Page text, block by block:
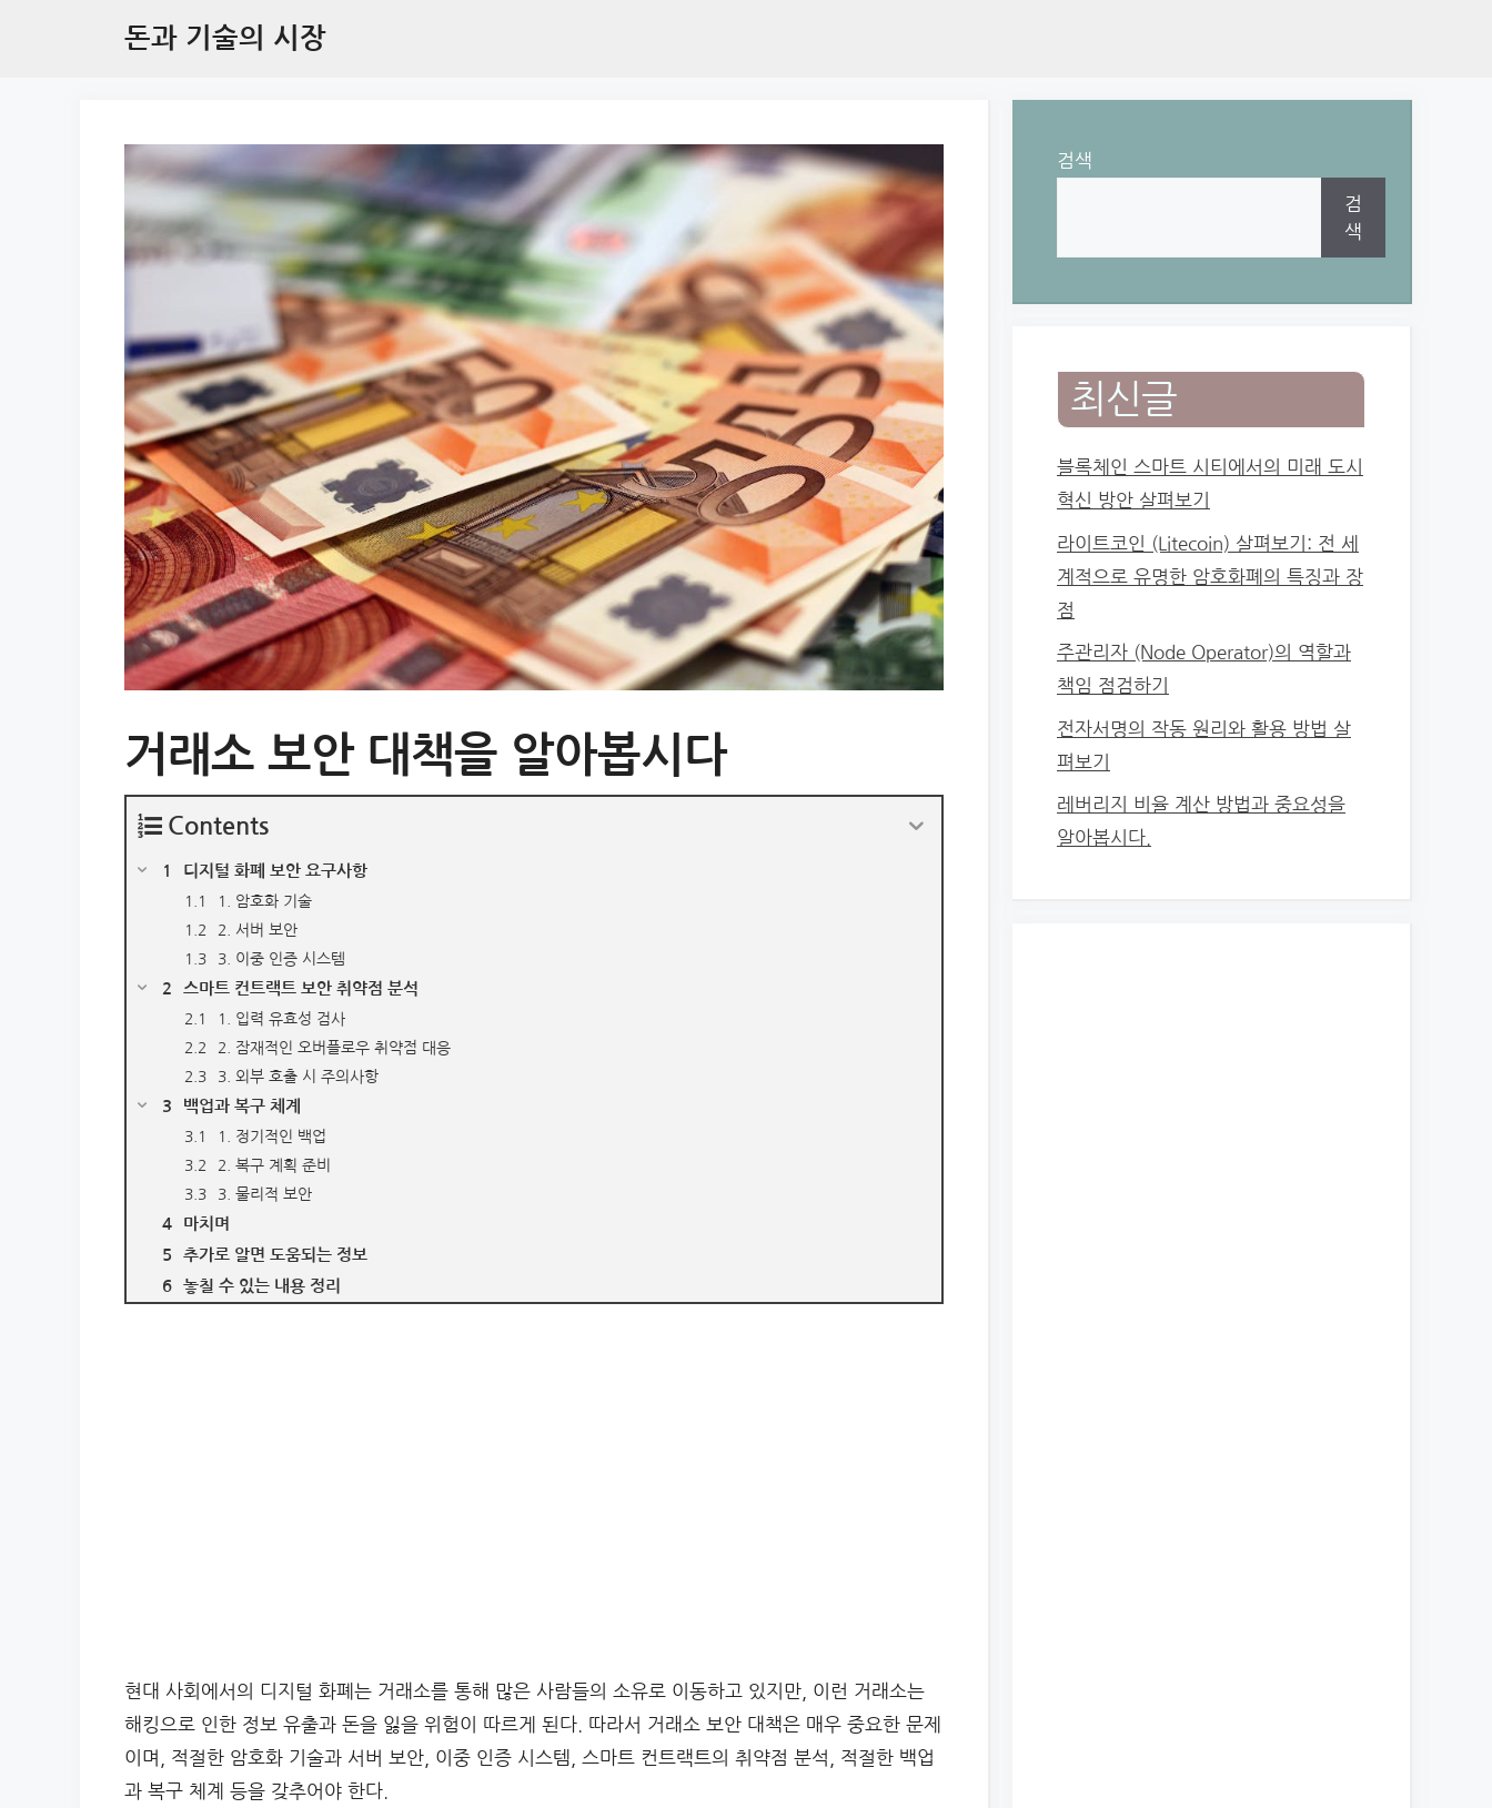
돈과 기술의 시장
거래소 보안 대책을 알아봅시다
Contents
디지털 화폐 보안 요구사항
1. 암호화 기술
2. 서버 보안
3. 이중 인증 시스템
스마트 컨트랙트 보안 취약점 분석
1. 입력 유효성 검사
2. 잠재적인 오버플로우 취약점 대응
3. 외부 호출 시 주의사항
백업과 복구 체계
1. 정기적인 백업
2. 복구 계획 준비
3. 물리적 보안
마치며
추가로 알면 도움되는 정보
놓칠 수 있는 내용 정리
현대 사회에서의 디지털 화폐는 거래소를 통해 많은 사람들의 소유로 이동하고 있지만, 이런 거래소는
해킹으로 인한 정보 유출과 돈을 잃을 위험이 따르게 된다. 따라서 거래소 보안 대책은 매우 중요한 문제
이며, 적절한 암호화 기술과 서버 보안, 이중 인증 시스템, 스마트 컨트랙트의 취약점 분석, 적절한 백업
과 복구 체계 등을 갖추어야 한다.
검색
검
색
최신글
블록체인 스마트 시티에서의 미래 도시
혁신 방안 살펴보기
라이트코인 (Litecoin) 살펴보기: 전 세
계적으로 유명한 암호화폐의 특징과 장
점
주관리자 (Node Operator)의 역할과
책임 점검하기
전자서명의 작동 원리와 활용 방법 살
펴보기
레버리지 비율 계산 방법과 중요성을
알아봅시다.